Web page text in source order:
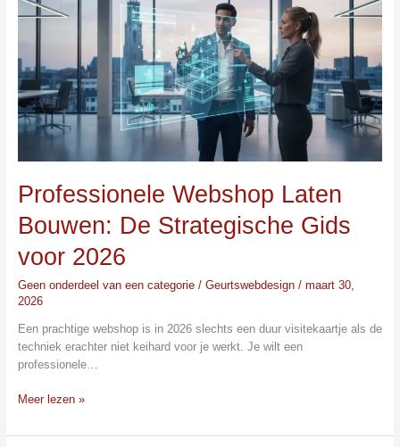
Professionele Webshop Laten
Bouwen: De Strategische Gids
voor 2026
Geen onderdeel van een categorie/ Geurtswebdesign / maart 30,
2026
Een prachtige webshop is in 2026 slechts een duur visitekaartje als de
techniek erachter niet keihard voor je werkt. Je wilt een
professionele…
Bouwen:
Gids
voor
2026
Meer lezen »